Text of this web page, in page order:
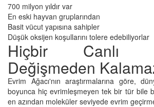
700 milyon yıldır var
En eski hayvan gruplarından
Basit vücut yapısına sahipler
Düşük oksijen koşullarını tolere edebiliyorlar
Hiçbir Canlı
Değişmeden
Evrim Ağacı'nın araştırmalarına göre,
boyunca hiç evrimleşmeyen tek bir tür bile
en azından moleküler seviyede evrim